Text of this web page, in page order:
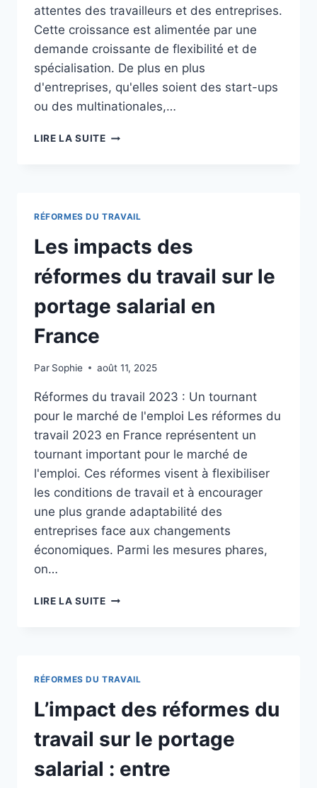
attentes des travailleurs et des entreprises.
Cette croissance est alimentée par une
demande croissante de flexibilité et de
spécialisation. De plus en plus
d'entreprises, qu'elles soient des start-ups
ou des multinationales,…
LIRE LA SUITELES
2024:
TENDANCES
ET
INNOVATIONS
RÉFORMES DU TRAVAIL
Les impacts des
réformes du travail sur le
portage salarial en
France
Par Sophie août 11, 2025
Réformes du travail 2023 : Un tournant
pour le marché de l'emploi Les réformes du
travail 2023 en France représentent un
tournant important pour le marché de
l'emploi. Ces réformes visent à flexibiliser
les conditions de travail et à encourager
une plus grande adaptabilité des
entreprises face aux changements
économiques. Parmi les mesures phares,
on…
LIRE LA SUITELES
LE
PORTAGE
SALARIAL
EN
FRANCE
RÉFORMES DU TRAVAIL
L’impact des réformes du
travail sur le portage
salarial : entre